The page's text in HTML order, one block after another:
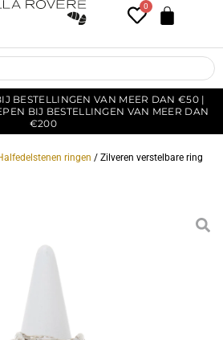
0
BESTELLINGEN VAN MEER DAN €50 |
BIJ BESTELLINGEN VAN MEER DAN
€200
ringen / Zilveren verstelbare ring